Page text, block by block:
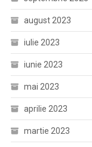
august 2023
iulie 2023
iunie 2023
mai 2023
aprilie 2023
martie 2023